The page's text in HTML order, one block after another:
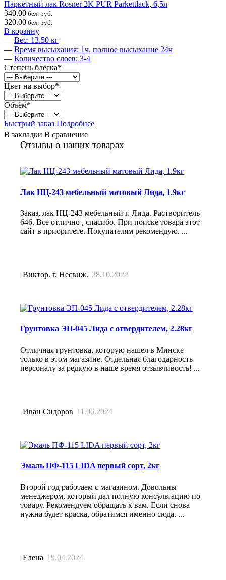
Паркетный лак Rosner 2K PUR Parkettlack, 6,5л
340.00 бел. руб.
320.00 бел. руб.
В корзину
— Вес: 13.50 кг
— Время высыхания: 1ч, полное высыхание 24ч
— Количество слоев: 3-4
Степень блеска*
Цвет на выбор*
Объём*
Быстрый заказ Подробнее
В закладки В сравнение
Отзывы о наших товарах
Лак НЦ-243 мебельный матовый Лида, 1.9кг
Заказ, лак НЦ-243 мебельный г. Лида. Растворитель
646. Все отлично , спасибо. При поиске товара этот
сайт в приоритете. Покупателям рекомендую. ...
Виктор. г. Несвиж. 28.10.2022
Грунтовка ЭП-045 Лида с отвердителем, 2.28кг
Отличная грунтовка, которую нашел в Минске
только в этом магазине. Отдельная благодарность
персоналу за редкую в наше время отзывчивость! ...
Иван Сидоров 11.06.2024
Эмаль ПФ-115 LIDA первый сорт, 2кг
Второй год работаем с магазином. Довольны
менеджером, который дал полную консультацию по
товару. Рекомендуем обращать к вам. Если снова
нужна будет краска, обратимся именно сюда. ...
Елена 19.04.2024